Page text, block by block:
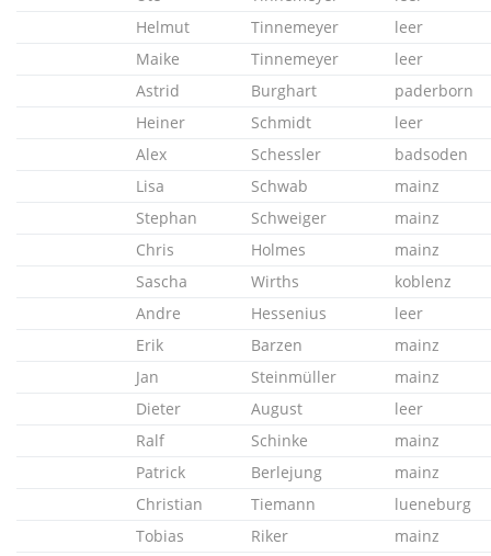
Helmut
Tinnemeyer
leer
Maike
Tinnemeyer
leer
Astrid
Burghart
paderborn
Heiner
Schmidt
leer
Alex
Schessler
badsoden
Lisa
Schwab
mainz
Stephan
Schweiger
mainz
Chris
Holmes
mainz
Sascha
Wirths
koblenz
Andre
Hessenius
leer
Erik
Barzen
mainz
Jan
Steinmüller
mainz
Dieter
August
leer
Ralf
Schinke
mainz
Patrick
Berlejung
mainz
Christian
Tiemann
lueneburg
Tobias
Riker
mainz